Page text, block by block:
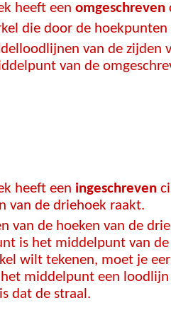
heeft een omgeschreven
die door de
van de zijden
van de
heeft een ingeschreven
van de driehoek raakt.
van de hoeken van de
is het middelpunt van de
wilt tekenen, moet je
middelpunt een
dat de straal.